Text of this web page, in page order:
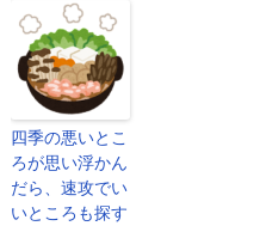
四季の悪いとこ
ろが思い浮かん
だら、速攻でい
いところも探す